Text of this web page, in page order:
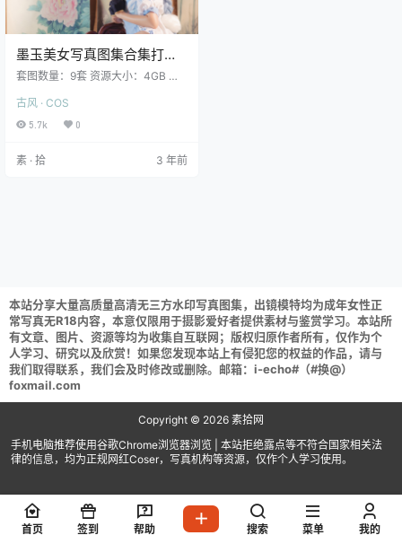
墨玉美女写真图集合集打包
下载9套 4GB
套图数量：9套 资源大小：4GB 墨
1MB) 墨玉-M NO.002 高雄赛车 (3
4P-67MB) 墨玉-M NO.003 少女前
O.005 玛修女仆 (40P-437MB) 墨
古风 · COS
5.7k 0
素 · 拾 3 年前
本站分享大量高质量高清无三方水印写真图集，出镜模特均为成年女性正
常写真无R18内容，本意仅限用于摄影爱好者提供素材与鉴赏学习。本站所
有文章、图片、资源等均为收集自互联网；版权归原作者所有，仅作为个
人学习、研究以及欣赏！如果您发现本站上有侵犯您的权益的作品，请与
我们取得联系，我们会及时修改或删除。邮箱：i-echo#（#换@）
foxmail.com
Copyright © 2026 素拾网
手机电脑推荐使用谷歌Chrome浏览器浏览 | 本站拒绝露点等不符合国家相关法
律的信息，均为正规网红Coser，写真机构等资源，仅作个人学习使用。
首页 签到 帮助 搜索 菜单 我的